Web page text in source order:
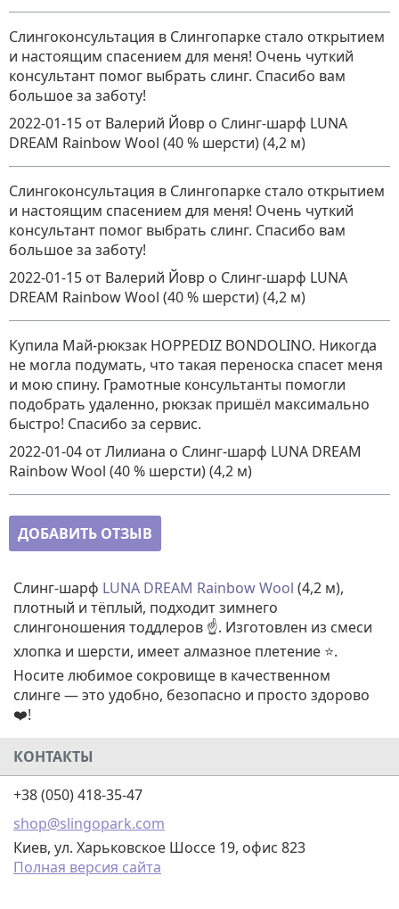
Слингоконсультация в Слингопарке стало открытием
и настоящим спасением для меня! Очень чуткий
консультант помог выбрать слинг. Спасибо вам
большое за заботу!
2022-01-15 от Валерий Йовр о Слинг-шарф LUNA
DREAM Rainbow Wool (40 % шерсти) (4,2 м)
Слингоконсультация в Слингопарке стало открытием
и настоящим спасением для меня! Очень чуткий
консультант помог выбрать слинг. Спасибо вам
большое за заботу!
2022-01-15 от Валерий Йовр о Слинг-шарф LUNA
DREAM Rainbow Wool (40 % шерсти) (4,2 м)
Купила Май-рюкзак HOPPEDIZ BONDOLINO. Никогда
не могла подумать, что такая переноска спасет меня
и мою спину. Грамотные консультанты помогли
подобрать удаленно, рюкзак пришёл максимально
быстро! Спасибо за сервис.
2022-01-04 от Лилиана о Слинг-шарф LUNA DREAM
Rainbow Wool (40 % шерсти) (4,2 м)
ДОБАВИТЬ ОТЗЫВ
Слинг-шарф LUNA DREAM Rainbow Wool (4,2 м),
плотный и тёплый, подходит зимнего
слингоношения тоддлеров ☝️. Изготовлен из смеси
хлопка и шерсти, имеет алмазное плетение ⭐.
Носите любимое сокровище в качественном
слинге — это удобно, безопасно и просто здорово
❤️!
КОНТАКТЫ
+38 (050) 418-35-47
shop@slingopark.com
Киев, ул. Харьковское Шоссе 19, офис 823
Полная версия сайта